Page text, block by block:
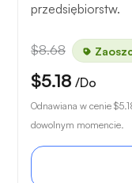
przedsiębiorstw.
$8.68
$5.18 /Do
Odnawiana w cenie
dowolnym momencie.